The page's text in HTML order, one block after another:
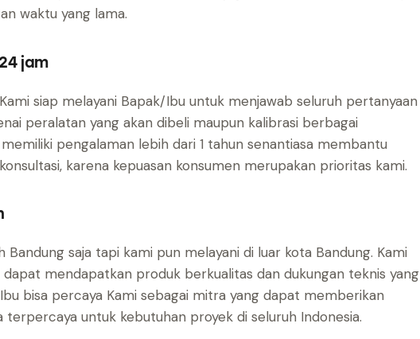
waktu yang lama.
jam
siap melayani Bapak/Ibu untuk menjawab seluruh pertanyaan
peralatan yang akan dibeli maupun kalibrasi berbagai
pengalaman lebih dari 1 tahun senantiasa membantu
karena kepuasan konsumen merupakan prioritas kami.
Bandung saja tapi kami pun melayani di luar kota Bandung. Kami
mendapatkan produk berkualitas dan dukungan teknis yang
bisa percaya Kami sebagai mitra yang dapat memberikan
terpercaya untuk kebutuhan proyek di seluruh Indonesia.